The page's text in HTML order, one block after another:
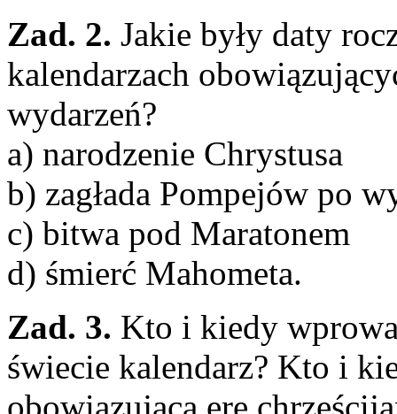
Zad. 2. Jakie były daty
kalendarzach
wydarzeń?
a) narodzenie Chrystusa
b) zagłada Pompejów po
c) bitwa pod Maratonem
d) śmierć Mahometa.
Zad. 3. Kto i kiedy
świecie kalendarz? Kto i
obowiązującą erę